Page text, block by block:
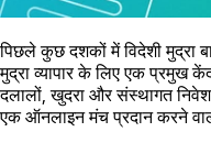
पिछले कुछ दशकों में विदेशी मुद्रा
मुद्रा व्यापार के लिए एक प्रमुख
दलालों, खुदरा और संस्थागत
एक ऑनलाइन मंच प्रदान करने